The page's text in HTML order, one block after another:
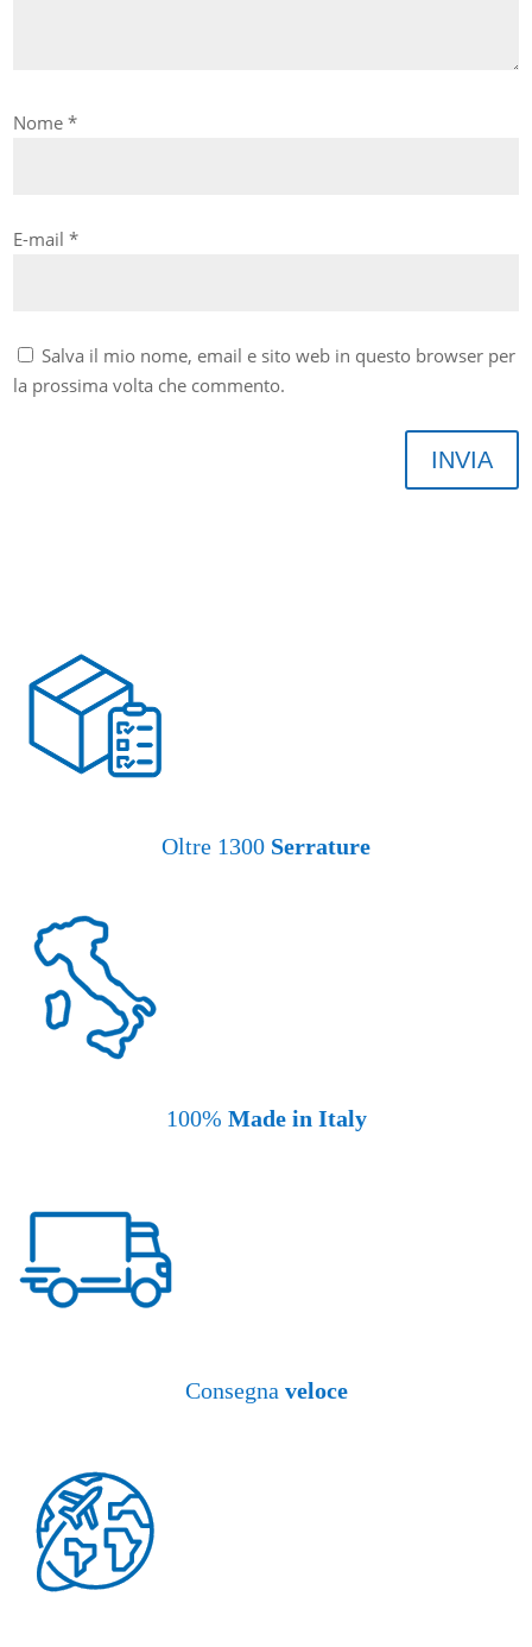
Nome*
E-mail*
Salva il mio nome, email e sito web in questo browser per
la prossima volta che commento.
INVIA
Oltre 1300 Serrature
100% Made in Italy
Consegna veloce